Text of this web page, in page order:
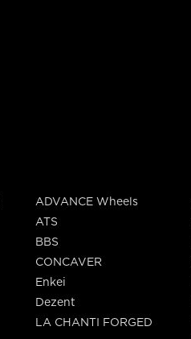
ADVANCE Wheels
ATS
BBS
CONCAVER
Enkei
Dezent
LA CHANTI FORGED